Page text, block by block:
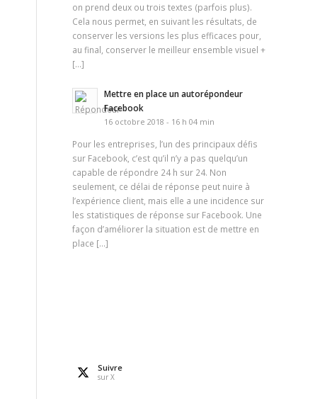
on prend deux ou trois textes (parfois plus).
Cela nous permet, en suivant les résultats, de
conserver les versions les plus efficaces pour,
au final, conserver le meilleur ensemble visuel +
[…]
Mettre en place un autorépondeur
Facebook
16 octobre 2018 - 16 h 04 min
Pour les entreprises, l’un des principaux défis
sur Facebook, c’est qu’il n’y a pas quelqu’un
capable de répondre 24 h sur 24. Non
seulement, ce délai de réponse peut nuire à
l’expérience client, mais elle a une incidence sur
les statistiques de réponse sur Facebook. Une
façon d’améliorer la situation est de mettre en
place […]
Suivre
sur X